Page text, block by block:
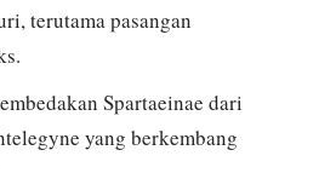
terutama pasangan
Spartaeinae dari
yang berkembang